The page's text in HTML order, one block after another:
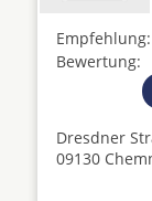
Empfehlung:
Bewertung:
Dresdner
09130